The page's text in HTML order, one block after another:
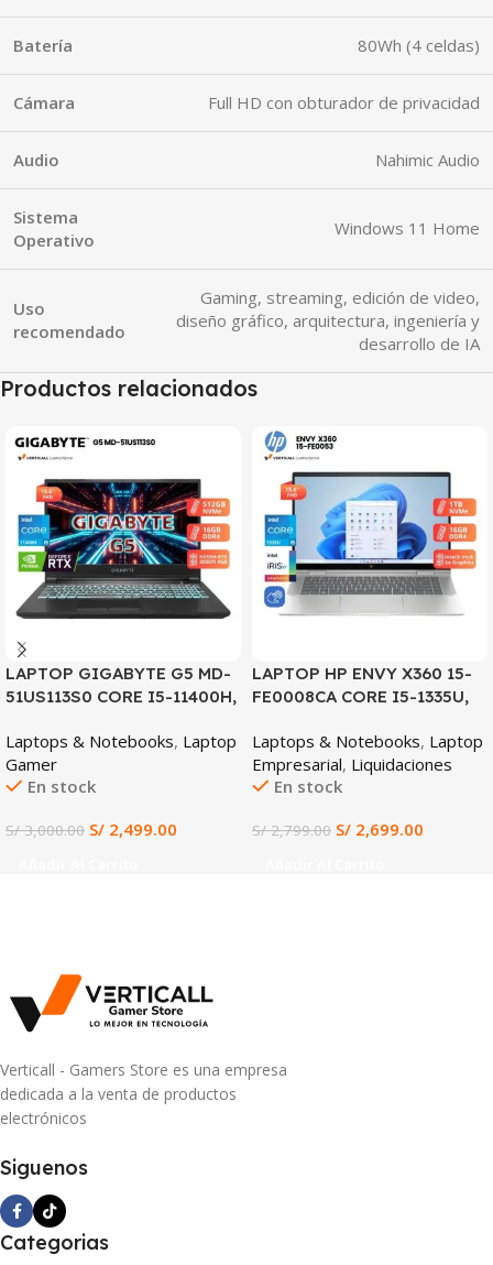
Batería 80Wh (4 celdas)
Cámara Full HD con obturador de privacidad
Audio Nahimic Audio
Sistema
Operativo
Windows 11 Home
Uso
recomendado
Gaming, streaming, edición de video,
diseño gráfico, arquitectura, ingeniería y
desarrollo de IA
Productos relacionados
SALE
LAPTOP GIGABYTE G5 MD-
51US113S0 CORE I5-11400H,
DDR4, 512GB SSD, 15.6″ FHD
144HZ
Laptops & Notebooks, Laptop
Gamer
En stock
S/3,000.00 S/ 2,499.00
SALE
LAPTOP HP ENVY X360 15-
FE0008CA CORE I5-1335U,
FHD
Laptops & Notebooks, Laptop
Empresarial, Liquidaciones
En stock
S/2,799.00 S/ 2,699.00
Verticall - Gamers Store es una empresa
dedicada a la venta de productos
electrónicos
Siguenos
Categorias